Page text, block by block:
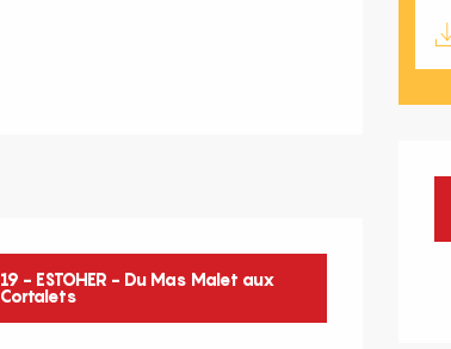
19 - ESTOHER - Du Mas Malet aux
Cortalets